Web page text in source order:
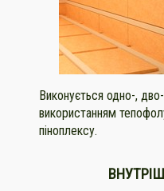
Виконується одно-,
використанням
піноплексу.